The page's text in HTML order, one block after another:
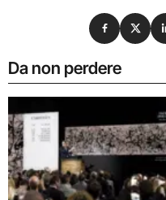
Da non perdere
Condividi